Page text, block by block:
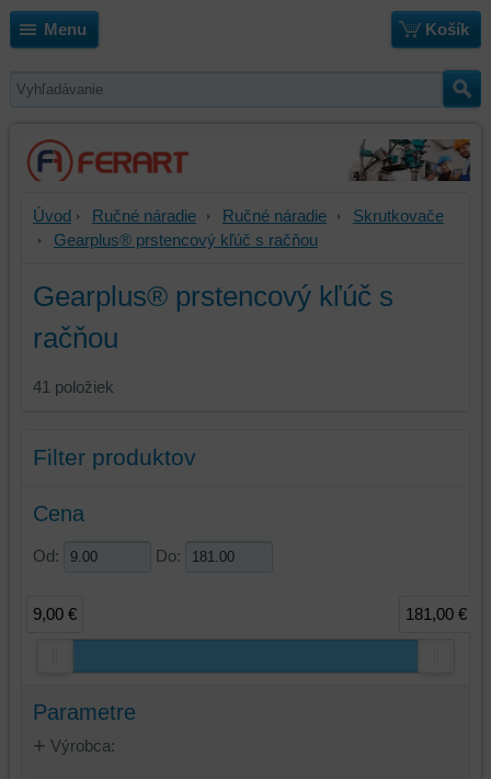
Menu Košík
Úvod Ručné náradie Ručné náradie
Skrutkovače
Gearplus® prstencový kľúč s račňou
Gearplus® prstencový kľúč s
račňou
41 položiek
Filter produktov
Cena
Od: Do:
9,00 € 181,00 €
Parametre
Výrobca: